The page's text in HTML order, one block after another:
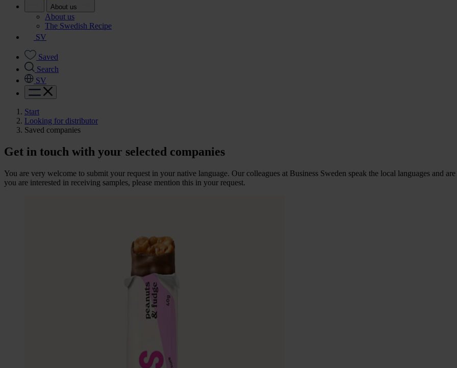
About us
About us
The Swedish Recipe
SV
Saved
Search
SV
Start
Looking for distributor
Saved companies
Get in touch with your selected companies
You are very welcome to submit your request in your native language. Our colleagues at Business Sweden speak the local languages and
you are interested in receiving samples, please mention this in your request.